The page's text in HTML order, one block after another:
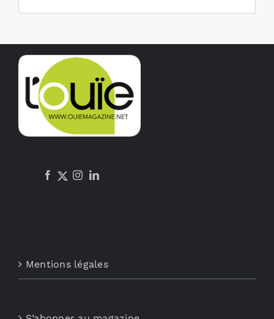
Mentions légales